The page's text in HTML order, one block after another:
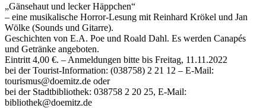
„Gänsehaut und lecker Häppchen“
– eine musikalische Horror-Lesung mit Reinhard Krökel und Jan
Wölke (Sounds und Gitarre).
Geschichten von E.A. Poe und Roald Dahl. Es werden Canapés
und Getränke angeboten.
Eintritt 4,00 €. – Anmeldungen bitte bis Freitag, 11.11.2022
bei der Tourist-Information: (038758) 2 21 12 – E-Mail:
tourismus@doemitz.de oder
bei der Stadtbibliothek: 038758 2 20 25, E-Mail:
bibliothek@doemitz.de